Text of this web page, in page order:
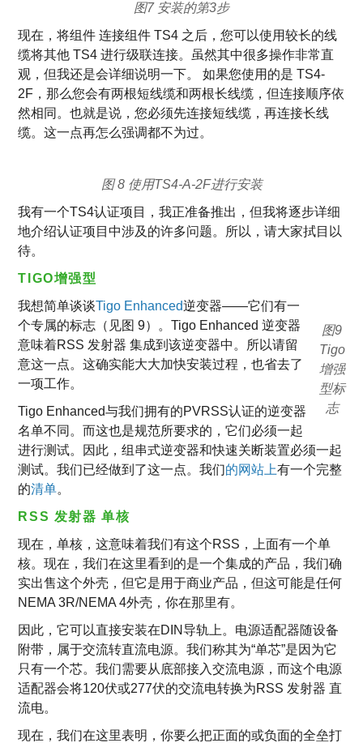
图7 安装的第3步
现在，将组件 连接组件 TS4 之后，您可以使用较长的线
缆将其他 TS4 进行级联连接。虽然其中很多操作非常直
观，但我还是会详细说明一下。 如果您使用的是 TS4-
2F，那么您会有两根短线缆和两根长线缆，但连接顺序依
然相同。也就是说，您必须先连接短线缆，再连接长线
缆。这一点再怎么强调都不为过。
图 8 使用TS4-A-2F进行安装
我有一个TS4认证项目，我正准备推出，但我将逐步详细
地介绍认证项目中涉及的许多问题。所以，请大家拭目以
待。
TIGO增强型
图9
Tigo
增强
型标
志
我想简单谈谈Tigo Enhanced逆变器——它们有一
个专属的标志（见图 9）。Tigo Enhanced 逆变器
意味着RSS 发射器 集成到该逆变器中。所以请留
意这一点。这确实能大大加快安装过程，也省去了
一项工作。
Tigo Enhanced与我们拥有的PVRSS认证的逆变器
名单不同。而这也是规范所要求的，它们必须一起
进行测试。因此，组串式逆变器和快速关断装置必须一起
测试。我们已经做到了这一点。我们的网站上有一个完整
的清单。
RSS 发射器 单核
现在，单核，这意味着我们有这个RSS，上面有一个单
核。现在，我们在这里看到的是一个集成的产品，我们确
实出售这个外壳，但它是用于商业产品，但这可能是任何
NEMA 3R/NEMA 4外壳，你在那里有。
因此，它可以直接安装在DIN导轨上。电源适配器随设备
附带，属于交流转直流电源。我们称其为“单芯”是因为它
只有一个芯。我们需要从底部接入交流电源，而这个电源
适配器会将120伏或277伏的交流电转换为RSS 发射器 直
流电。
现在，我们在这里表明，你要么把正面的或负面的全垒打